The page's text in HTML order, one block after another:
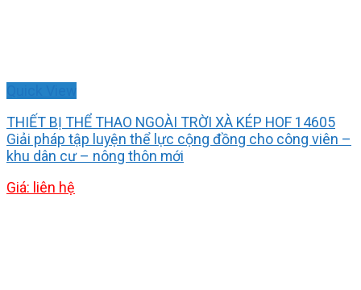
THIẾT BỊ THỂ THAO NGOÀI TRỜI XÀ KÉP HOF 14605
Giải pháp tập luyện thể lực cộng đồng cho công viên –
khu dân cư – nông thôn mới
Giá: liên hệ